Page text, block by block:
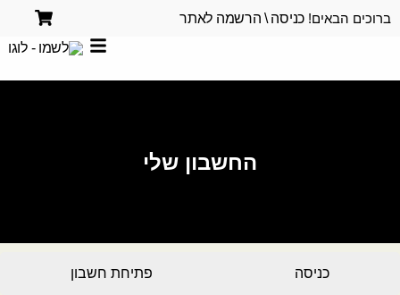
ברוכים הבאים! כניסה \ הרשמה לאתר
החשבון שלי
כניסה פתיחת חשבון